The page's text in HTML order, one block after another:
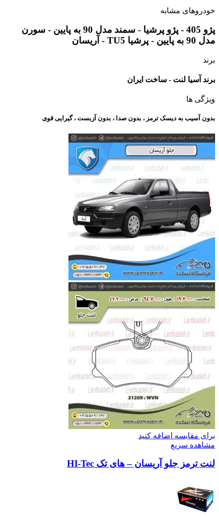
خودروهای مشابه
پژو 405 - پژو پرشیا - سمند مدل 90 به پایین - سورن
مدل 90 به پایین - پرشیا TU5 - آریسان
برند
برند آسیا لنت - ساخت ایران
ویژگی ها
بدون آسیب به دیسک ترمز ، بدون صدا ، بدون آزبست ، گیرایی قوی​
برای مقایسه اضافه کنید
مشاهده سریع
لنت ترمز جلو آریسان – های تک HI-Tec